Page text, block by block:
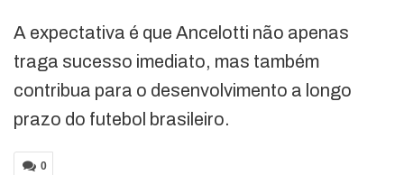
A expectativa é que Ancelotti não apenas
traga sucesso imediato, mas também
contribua para o desenvolvimento a longo
prazo do futebol brasileiro.
0